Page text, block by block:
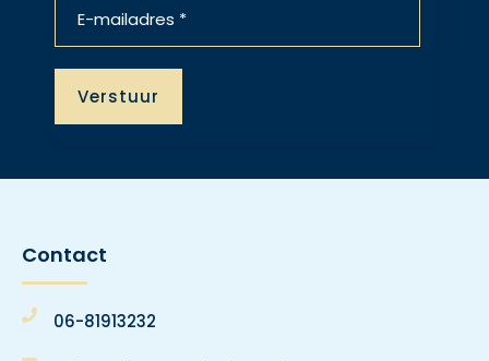
Contact
06-81913232